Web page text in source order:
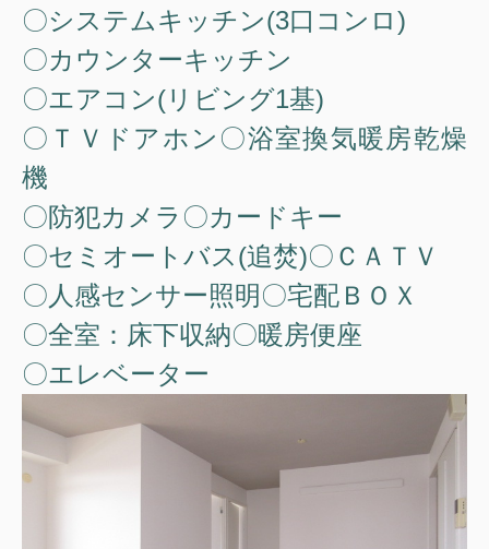
〇システムキッチン(3口コンロ)
〇カウンターキッチン
〇エアコン(リビング1基)
〇ＴＶドアホン〇浴室換気暖房乾燥
機
〇防犯カメラ〇カードキー
〇セミオートバス(追焚)〇ＣＡＴＶ
〇人感センサー照明〇宅配ＢＯＸ
〇全室：床下収納〇暖房便座
〇エレベーター